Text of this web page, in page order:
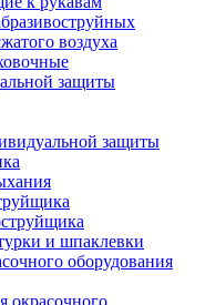
воздуха
защиты
защиты
и шпаклевки
оборудования
окрасочного